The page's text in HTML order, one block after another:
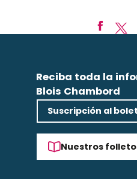
Reciba toda la
Blois Chambord
Suscripción al
Nuestros